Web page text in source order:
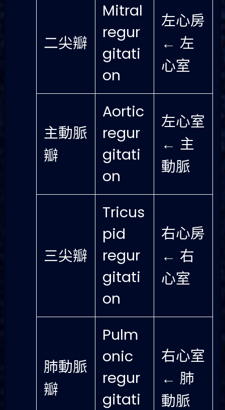
二尖瓣
Mitral
regur
gitati
on
左心房
← 左
心室
主動脈
瓣
Aortic
regur
gitati
on
左心室
← 主
動脈
三尖瓣
Tricus
pid
regur
gitati
on
右心房
← 右
心室
肺動脈
瓣
Pulm
onic
regur
gitati
右心室
← 肺
動脈